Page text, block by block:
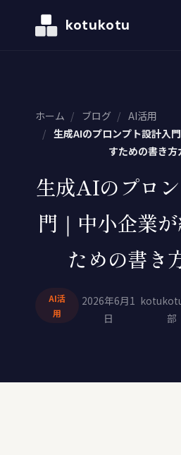
kotukotu
ホーム / ブログ / AI活用
/ 生成AIのプロンプト設計入
すための書き方
生成AIのプロ
門｜中小企業
ための書き
AI活
用
2026年6月1
日
部